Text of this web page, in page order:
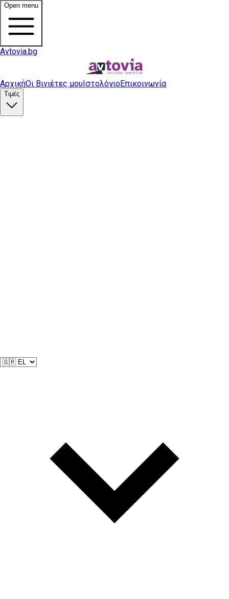
Open menu
Avtovia.bg
ΑρχικήΟι Βινιέτες μουΙστολόγιοΕπικοινωνία
Τιμές